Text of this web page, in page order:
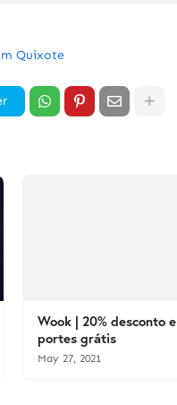
Quixote
Wook | 20% desconto e
portes grátis
May 27, 2021